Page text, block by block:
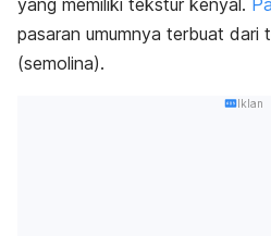
pasaran umumnya terbuat dari
(semolina).
Iklan